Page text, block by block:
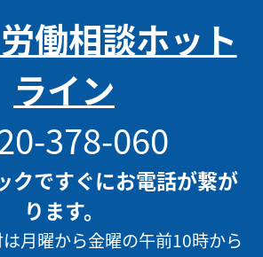
働相談ホット
ライン
378-060
クですぐにお電話が繋が
ります。
月曜から金曜の午前10時から